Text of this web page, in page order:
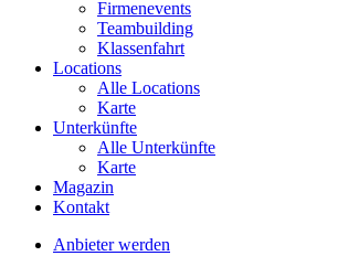
Firmenevents
Teambuilding
Klassenfahrt
Locations
Alle Locations
Karte
Unterkünfte
Alle Unterkünfte
Karte
Magazin
Kontakt
Anbieter werden